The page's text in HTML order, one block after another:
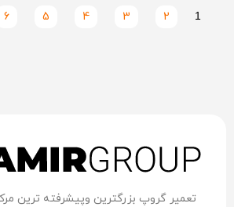
1
2
3
4
5
6
تعمیر گروپ بزرگترین وپیشرفته ترین